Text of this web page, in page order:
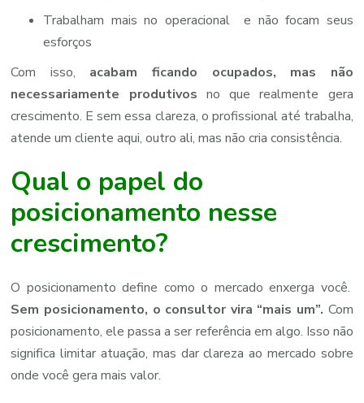
Trabalham mais no operacional e não focam seus
esforços
Com isso, acabam ficando ocupados, mas não
necessariamente produtivos no que realmente gera
crescimento. E sem essa clareza, o profissional até trabalha,
atende um cliente aqui, outro ali, mas não cria consistência.
Qual o papel do
posicionamento nesse
crescimento?
O posicionamento define como o mercado enxerga você.
Sem posicionamento, o consultor vira “mais um”. Com
posicionamento, ele passa a ser referência em algo. Isso não
significa limitar atuação, mas dar clareza ao mercado sobre
onde você gera mais valor.